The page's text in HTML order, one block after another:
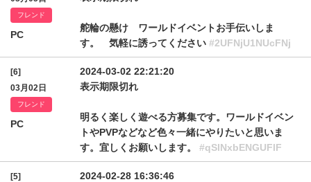
フレンド
PC
舵輪の懸け ワールドイベントお手伝いしま
す。 気軽に誘ってください #2UFNjU1NUcFNj
[6]
03月02日
フレンド
PC
2024-03-02 22:21:20
表示期限切れ
明るく楽しく遊べる方募集です。ワールドイベン
トやPVPなどなど色々一緒にやりたいと思いま
す。宜しくお願いします。 #qSlNxbENGUFlF
[5]
2024-02-28 16:36:46